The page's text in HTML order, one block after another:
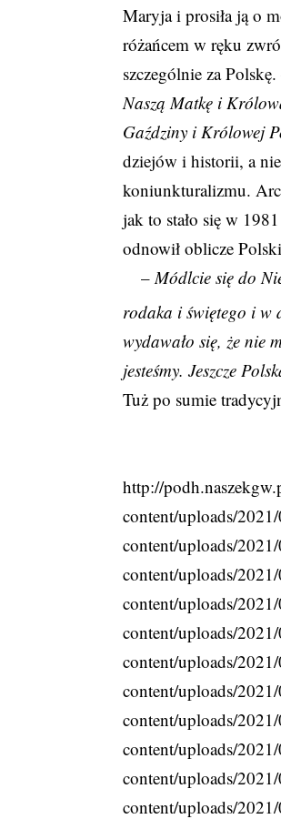
Maryja i prosiła ją o
różańcem w ręku
szczególnie za Polskę.
Naszą Matkę i
Gaździny i Królowej
dziejów i historii, a
koniunkturalizmu.
jak to stało się w
odnowił oblicze
–Módlcie się do
rodaka i świętego i w
wydawało się, że nie
jesteśmy. Jeszcze
Tuż po sumie
http://
content/uploads/
content/uploads/
content/uploads/
content/uploads/
content/uploads/
content/uploads/
content/uploads/
content/uploads/
content/uploads/
content/uploads/
content/uploads/